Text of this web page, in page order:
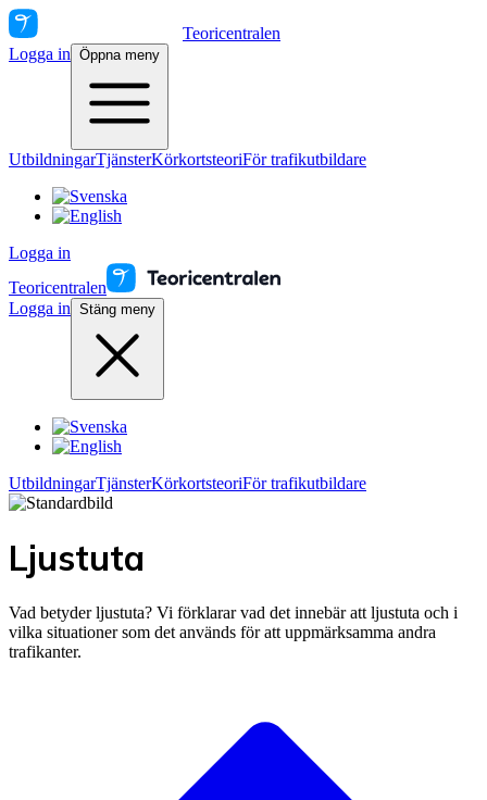
Teoricentralen
Logga in Öppna meny
UtbildningarTjänsterKörkortsteoriFör trafikutbildare
Logga in
Teoricentralen
Logga in Stäng meny
UtbildningarTjänsterKörkortsteoriFör trafikutbildare
Ljustuta
Vad betyder ljustuta? Vi förklarar vad det innebär att ljustuta och i
vilka situationer som det används för att uppmärksamma andra
trafikanter.